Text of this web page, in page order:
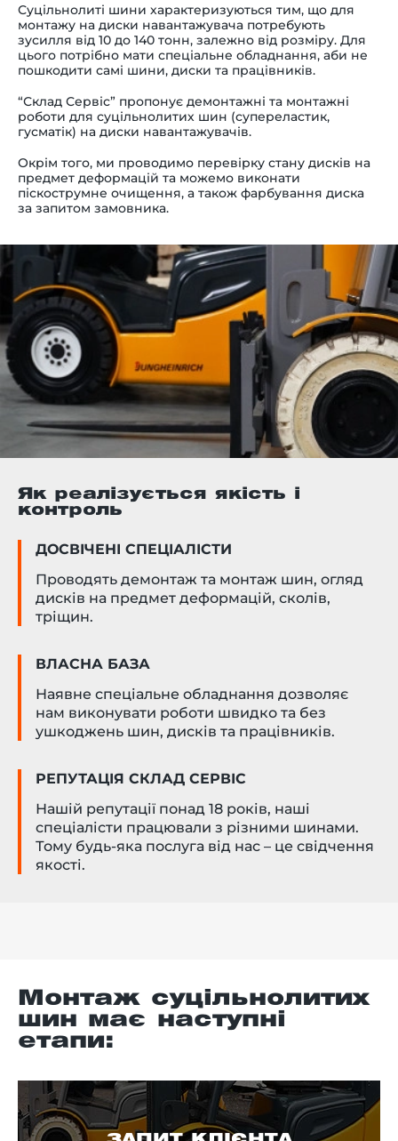
Суцільнолиті шини характеризуються тим, що для
монтажу на диски навантажувача потребують
зусилля від 10 до 140 тонн, залежно від розміру. Для
цього потрібно мати спеціальне обладнання, аби не
пошкодити самі шини, диски та працівників.
“Склад Сервіс” пропонує демонтажні та монтажні
роботи для суцільнолитих шин (супереластик,
гусматік) на диски навантажувачів.
Окрім того, ми проводимо перевірку стану дисків на
предмет деформацій та можемо виконати
піскострумне очищення, а також фарбування диска
за запитом замовника.
Як реалізується якість і
контроль
ДОСВІЧЕНІ СПЕЦІАЛІСТИ
Проводять демонтаж та монтаж шин, огляд
дисків на предмет деформацій, сколів,
тріщин.
ВЛАСНА БАЗА
Наявне спеціальне обладнання дозволяє
нам виконувати роботи швидко та без
ушкоджень шин, дисків та працівників.
РЕПУТАЦІЯ СКЛАД СЕРВІС
Нашій репутації понад 18 років, наші
спеціалісти працювали з різними шинами.
Тому будь-яка послуга від нас – це свідчення
якості.
Монтаж суцільнолитих
шин має наступні
етапи: